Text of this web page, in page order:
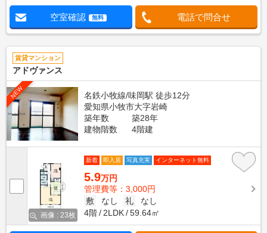
空室確認 無料 電話で問合せ
賃貸マンション
アドヴァンス
NEW
名鉄小牧線/味岡駅 徒歩12分
愛知県小牧市大字岩崎
築年数
築28年
建物階数
4階建
画像 : 23枚
新着 即入居 写真充実 インターネット無料
5.9万円
管理費等：3,000円
敷
なし 礼
なし
4階
2LDK 59.64㎡